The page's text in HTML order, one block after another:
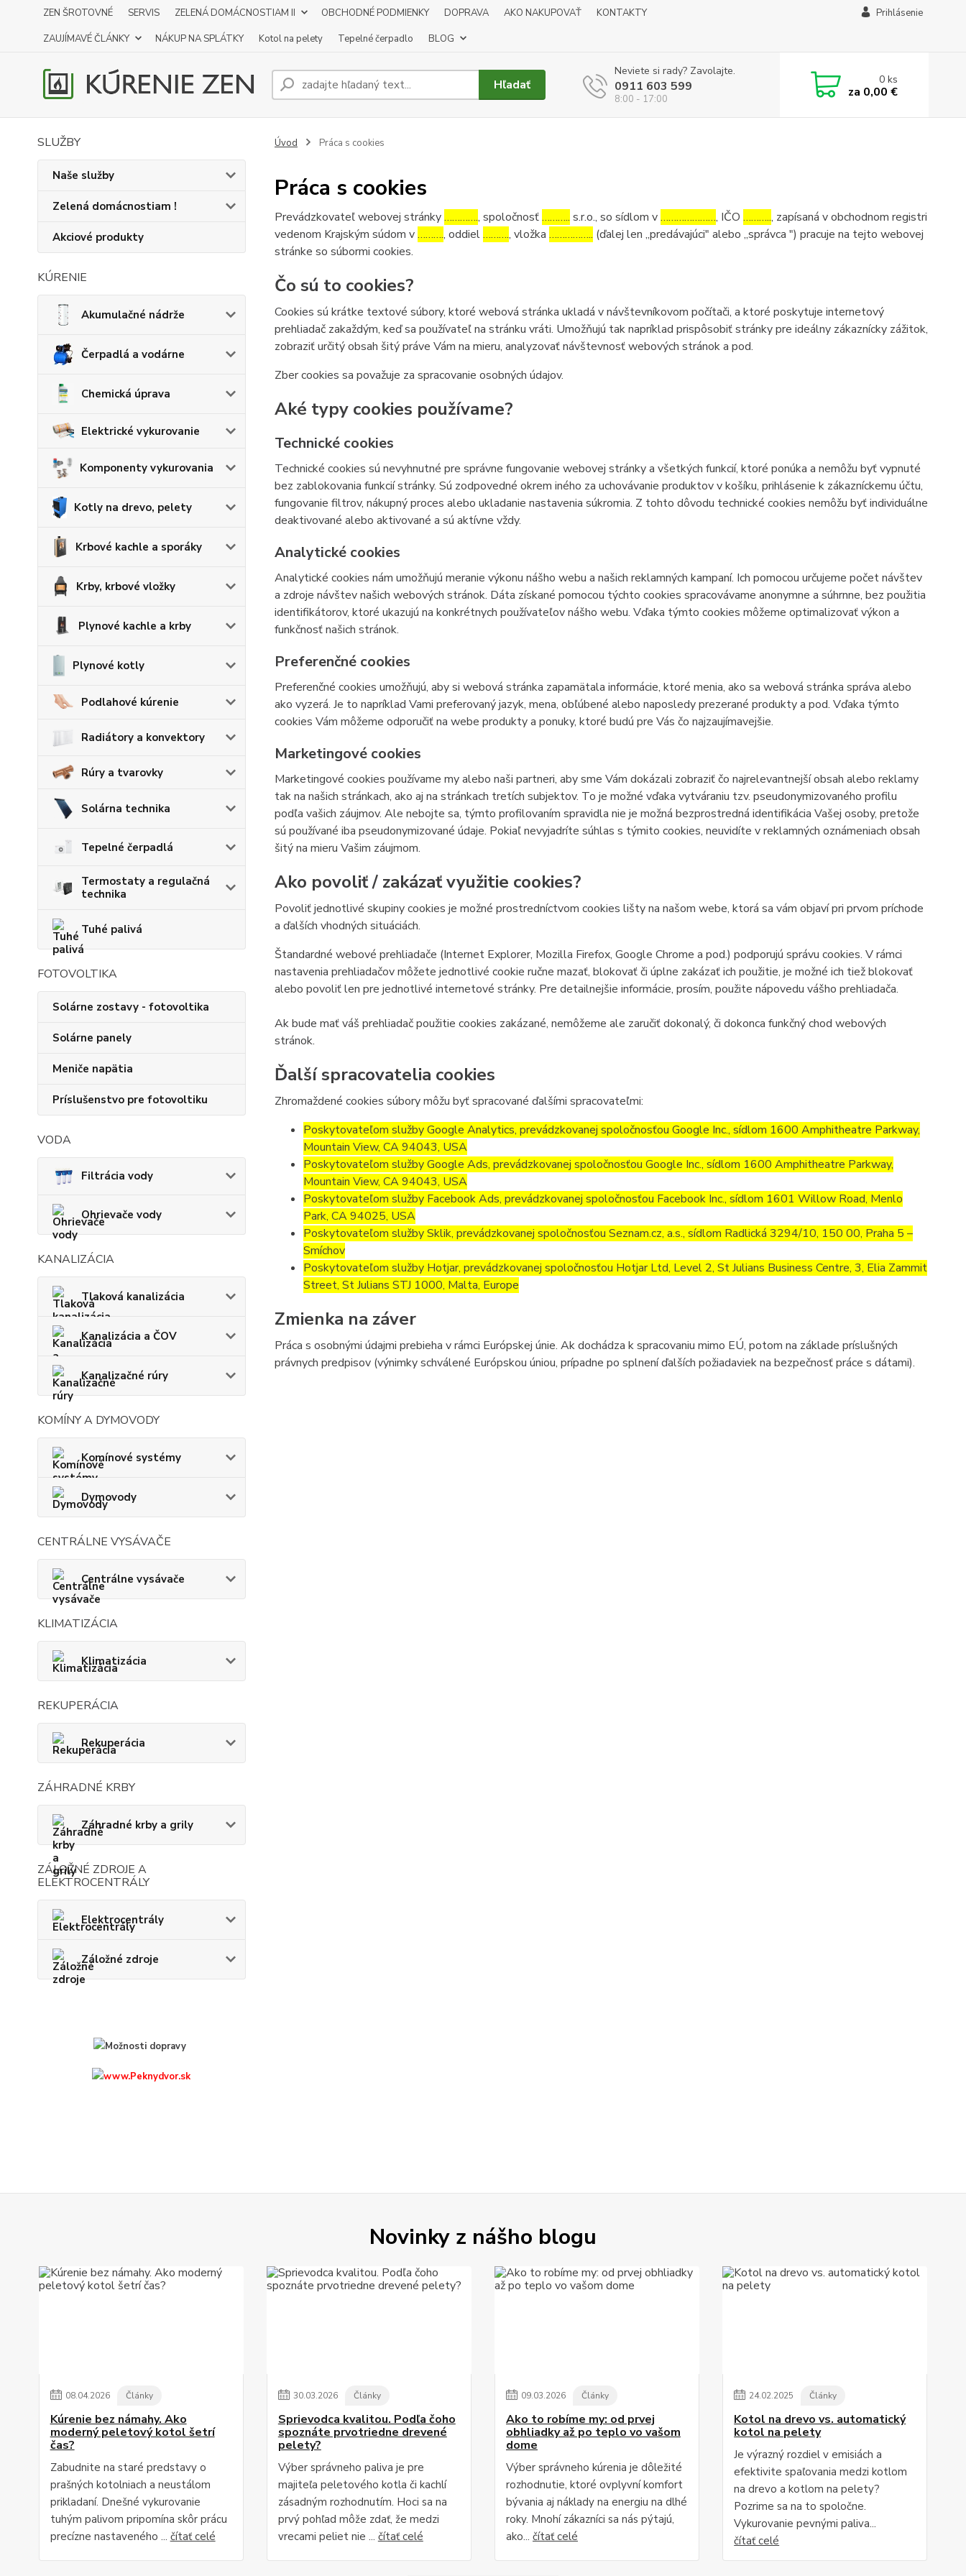
ZEN ŠROTOVNÉ SERVIS ZELENÁ DOMÁCNOSTIAM II OBCHODNÉ PODMIENKY DOPRAVA AKO NAKUPOVAŤ
KONTAKTY
ZAUJÍMAVÉ ČLÁNKY
NÁKUP NA SPLÁTKY Kotol na pelety Tepelné čerpadlo BLOG
Prihlásenie
Hľadať
Neviete si rady? Zavolajte.
0911 603 599
8:00 - 17:00
0ks
za 0,00 €
SLUŽBY
Naše služby
Zelená domácnostiam !
Akciové produkty
KÚRENIE
Akumulačné nádrže
Čerpadlá a vodárne
Chemická úprava
Elektrické vykurovanie
Komponenty vykurovania
Kotly na drevo, pelety
Krbové kachle a sporáky
Krby, krbové vložky
Plynové kachle a krby
Plynové kotly
Podlahové kúrenie
Radiátory a konvektory
Rúry a tvarovky
Solárna technika
Tepelné čerpadlá
Termostaty a regulačná
technika
Tuhé palivá
FOTOVOLTIKA
Solárne zostavy - fotovoltika
Solárne panely
Meniče napätia
Príslušenstvo pre fotovoltiku
VODA
Filtrácia vody
Ohrievače vody
KANALIZÁCIA
Tlaková kanalizácia
Kanalizácia a ČOV
Kanalizačné rúry
KOMÍNY A DYMOVODY
Komínové systémy
Dymovody
CENTRÁLNE VYSÁVAČE
Centrálne vysávače
KLIMATIZÁCIA
Klimatizácia
REKUPERÁCIA
Rekuperácia
ZÁHRADNÉ KRBY
Záhradné krby a grily
ZÁLOŽNÉ ZDROJE A
ELEKTROCENTRÁLY
Elektrocentrály
Záložné zdroje
Úvod Práca s cookies
Práca s cookies
Prevádzkovateľ webovej stránky…………., spoločnosť……….. s.r.o., so sídlom v…………………, IČO ……….., zapísaná v obchodnom registri
vedenom Krajským súdom v………., oddiel………., vložka …………….. (ďalej len „predávajúci" alebo „správca ") pracuje na tejto webovej
stránke so súbormi cookies.
Čo sú to cookies?
Cookies sú krátke textové súbory, ktoré webová stránka ukladá v návštevníkovom počítači, a ktoré poskytuje internetový
prehliadač zakaždým, keď sa používateľ na stránku vráti. Umožňujú tak napríklad prispôsobiť stránky pre ideálny zákaznícky zážitok,
zobraziť určitý obsah šitý práve Vám na mieru, analyzovať návštevnosť webových stránok a pod.
Zber cookies sa považuje za spracovanie osobných údajov.
Aké typy cookies používame?
Technické cookies
Technické cookies sú nevyhnutné pre správne fungovanie webovej stránky a všetkých funkcií, ktoré ponúka a nemôžu byť vypnuté
bez zablokovania funkcií stránky. Sú zodpovedné okrem iného za uchovávanie produktov v košíku, prihlásenie k zákazníckemu účtu,
fungovanie filtrov, nákupný proces alebo ukladanie nastavenia súkromia. Z tohto dôvodu technické cookies nemôžu byť individuálne
deaktivované alebo aktivované a sú aktívne vždy.
Analytické cookies
Analytické cookies nám umožňujú meranie výkonu nášho webu a našich reklamných kampaní. Ich pomocou určujeme počet návštev
a zdroje návštev našich webových stránok. Dáta získané pomocou týchto cookies spracovávame anonymne a súhrnne, bez použitia
identifikátorov, ktoré ukazujú na konkrétnych používateľov nášho webu. Vďaka týmto cookies môžeme optimalizovať výkon a
funkčnosť našich stránok.
Preferenčné cookies
Preferenčné cookies umožňujú, aby si webová stránka zapamätala informácie, ktoré menia, ako sa webová stránka správa alebo
ako vyzerá. Je to napríklad Vami preferovaný jazyk, mena, obľúbené alebo naposledy prezerané produkty a pod. Vďaka týmto
cookies Vám môžeme odporučiť na webe produkty a ponuky, ktoré budú pre Vás čo najzaujímavejšie.
Marketingové cookies
Marketingové cookies používame my alebo naši partneri, aby sme Vám dokázali zobraziť čo najrelevantnejší obsah alebo reklamy
tak na našich stránkach, ako aj na stránkach tretích subjektov. To je možné vďaka vytváraniu tzv. pseudonymizovaného profilu
podľa vašich záujmov. Ale nebojte sa, týmto profilovaním spravidla nie je možná bezprostredná identifikácia Vašej osoby, pretože
sú používané iba pseudonymizované údaje. Pokiaľ nevyjadríte súhlas s týmito cookies, neuvidíte v reklamných oznámeniach obsah
šitý na mieru Vašim záujmom.
Ako povoliť / zakázať využitie cookies?
Povoliť jednotlivé skupiny cookies je možné prostredníctvom cookies lišty na našom webe, ktorá sa vám objaví pri prvom príchode
a ďalších vhodných situáciách.
Štandardné webové prehliadače (Internet Explorer, Mozilla Firefox, Google Chrome a pod.) podporujú správu cookies. V rámci
nastavenia prehliadačov môžete jednotlivé cookie ručne mazať, blokovať či úplne zakázať ich použitie, je možné ich tiež blokovať
alebo povoliť len pre jednotlivé internetové stránky. Pre detailnejšie informácie, prosím, použite nápovedu vášho prehliadača.
Ak bude mať váš prehliadač použitie cookies zakázané, nemôžeme ale zaručiť dokonalý, či dokonca funkčný chod webových
stránok.
Ďalší spracovatelia cookies
Zhromaždené cookies súbory môžu byť spracované ďalšími spracovateľmi:
Poskytovateľom služby Google Analytics, prevádzkovanej spoločnosťou Google Inc., sídlom 1600 Amphitheatre Parkway,
Mountain View, CA 94043, USA
Poskytovateľom služby Google Ads, prevádzkovanej spoločnosťou Google Inc., sídlom 1600 Amphitheatre Parkway,
Mountain View, CA 94043, USA
Poskytovateľom služby Facebook Ads, prevádzkovanej spoločnosťou Facebook Inc., sídlom 1601 Willow Road, Menlo
Park, CA 94025, USA
Poskytovateľom služby Sklik, prevádzkovanej spoločnosťou Seznam.cz, a.s., sídlom Radlická 3294/10, 150 00, Praha 5 –
Smíchov
Poskytovateľom služby Hotjar, prevádzkovanej spoločnosťou Hotjar Ltd, Level 2, St Julians Business Centre, 3, Elia Zammit
Street, St Julians STJ 1000, Malta, Europe
Zmienka na záver
Práca s osobnými údajmi prebieha v rámci Európskej únie. Ak dochádza k spracovaniu mimo EÚ, potom na základe príslušných
právnych predpisov (výnimky schválené Európskou úniou, prípadne po splnení ďalších požiadaviek na bezpečnosť práce s dátami).
Novinky z nášho blogu
08.04.2026 Články
Kúrenie bez námahy. Ako
moderný peletový kotol šetrí
čas?
Zabudnite na staré predstavy o
prašných kotolniach a neustálom
prikladaní. Dnešné vykurovanie
tuhým palivom pripomína skôr prácu
precízne nastaveného ... čítať celé
30.03.2026 Články
Sprievodca kvalitou. Podľa čoho
spoznáte prvotriedne drevené
pelety?
Výber správneho paliva je pre
majiteľa peletového kotla či kachlí
zásadným rozhodnutím. Hoci sa na
prvý pohľad môže zdať, že medzi
vrecami peliet nie ... čítať celé
09.03.2026 Články
Ako to robíme my: od prvej
obhliadky až po teplo vo vašom
dome
Výber správneho kúrenia je dôležité
rozhodnutie, ktoré ovplyvní komfort
bývania aj náklady na energiu na dlhé
roky. Mnohí zákazníci sa nás pýtajú,
ako... čítať celé
24.02.2025 Články
Kotol na drevo vs. automatický
kotol na pelety
Je výrazný rozdiel v emisiách a
efektivite spaľovania medzi kotlom
na drevo a kotlom na pelety?
Pozrime sa na to spoločne.
Vykurovanie pevnými paliva...
čítať celé